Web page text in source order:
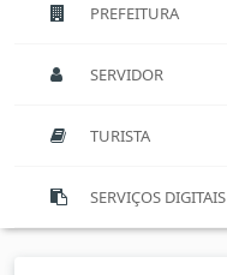
PREFEITURA
SERVIDOR
TURISTA
SERVIÇOS DIGITAIS